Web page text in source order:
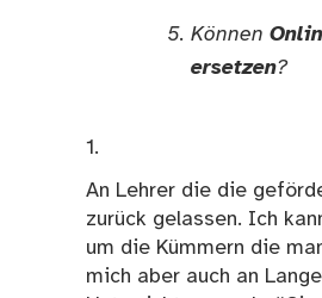
Können
ersetzen?
1.
An Lehrer die die
zurück gelassen. Ich
um die Kümmern die
mich aber auch an